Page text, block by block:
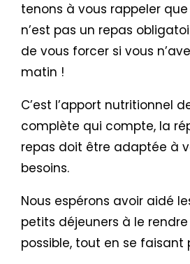
tenons à vous rappeler
n’est pas un repas
de vous forcer si vous
matin !
C’est l’apport nutritionnel
complète qui compte, la
repas doit être adaptée à
besoins.
Nous espérons avoir aidé
petits déjeuners à le
possible, tout en se faisant